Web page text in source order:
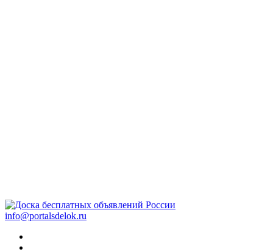
info@portalsdelok.ru